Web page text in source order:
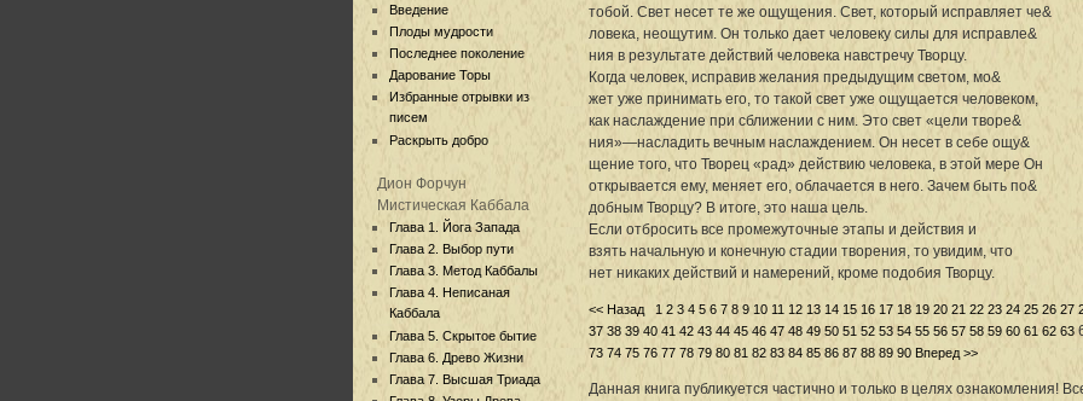
Введение
Плоды мудрости
Последнее поколение
Дарование Торы
Избранные отрывки из
писем
Раскрыть добро
Дион Форчун
Мистическая Каббала
Глава 1. Йога Запада
Глава 2. Выбор пути
Глава 3. Метод Каббалы
Глава 4. Неписаная
Каббала
Глава 5. Скрытое бытие
Глава 6. Древо Жизни
Глава 7. Высшая Триада
тобой. Свет несет те же ощущения. Свет, который исправляет че&
ловека, неощутим. Он только дает человеку силы для исправле&
ния в результате действий человека навстречу Творцу.
Когда человек, исправив желания предыдущим светом, мо&
жет уже принимать его, то такой свет уже ощущается человеком,
как наслаждение при сближении с ним. Это свет «цели творе&
ния»—насладить вечным наслаждением. Он несет в себе ощу&
щение того, что Творец «рад» действию человека, в этой мере Он
открывается ему, меняет его, облачается в него. Зачем быть по&
добным Творцу? В итоге, это наша цель.
Если отбросить все промежуточные этапы и действия и
взять начальную и конечную стадии творения, то увидим, что
нет никаких действий и намерений, кроме подобия Творцу.
<< Назад 1 2 3 4 5 6 7 8 9 10 11 12 13 14 15 16 17 18 19 20 21 22 23 24 25 26 27
37 38 39 40 41 42 43 44 45 46 47 48 49 50 51 52 53 54 55 56 57 58 59 60 61 62 63
73 74 75 76 77 78 79 80 81 82 83 84 85 86 87 88 89 90 Вперед >>
Данная книга публикуется частично и только в целях ознакомления!